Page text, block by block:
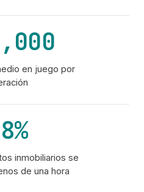
en juego por
inmobiliarios se
de una hora